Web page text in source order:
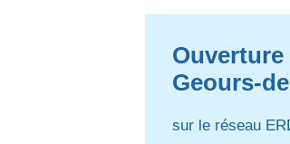
Geours-
sur le réseau